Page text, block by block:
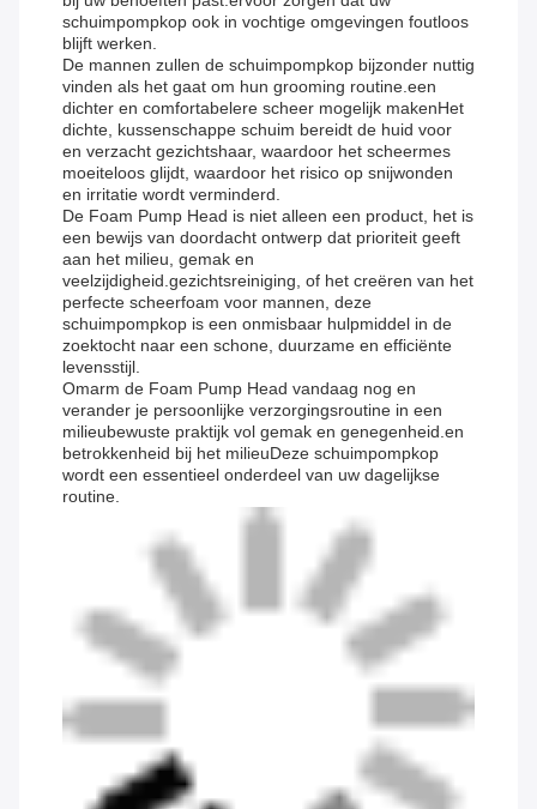
schuimpompkop ook in vochtige omgevingen foutloos
blijft werken.
De mannen zullen de schuimpompkop bijzonder nuttig
vinden als het gaat om hun grooming routine.een
dichter en comfortabelere scheer mogelijk makenHet
dichte, kussenschappe schuim bereidt de huid voor
en verzacht gezichtshaar, waardoor het scheermes
moeiteloos glijdt, waardoor het risico op snijwonden
en irritatie wordt verminderd.
De Foam Pump Head is niet alleen een product, het is
een bewijs van doordacht ontwerp dat prioriteit geeft
aan het milieu, gemak en
veelzijdigheid.gezichtsreiniging, of het creëren van het
perfecte scheerfoam voor mannen, deze
schuimpompkop is een onmisbaar hulpmiddel in de
zoektocht naar een schone, duurzame en efficiënte
levensstijl.
Omarm de Foam Pump Head vandaag nog en
verander je persoonlijke verzorgingsroutine in een
milieubewuste praktijk vol gemak en genegenheid.en
betrokkenheid bij het milieuDeze schuimpompkop
wordt een essentieel onderdeel van uw dagelijkse
routine.